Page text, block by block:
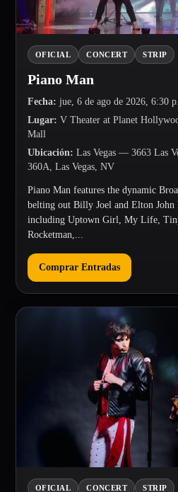
OFICIAL CONCERT STRIP
Piano Man
Fecha: jue, 6 de ago de 2026, 6:30
Lugar: V Theater at Planet
Mall
Ubicación: Las Vegas — 3663 Las
360A, Las Vegas, NV
Piano Man features the dynamic
belting out Billy Joel and Elton John
including Uptown Girl, My Life,
Rocketman,...
Comprar Entradas
OFICIAL CONCERT STRIP